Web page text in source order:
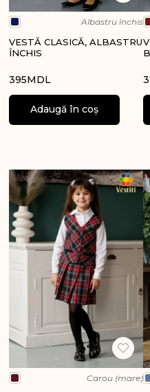
Albastru închis
VESTĂ CLASICĂ, ALBASTRU
ÎNCHIS
395MDL
Adaugă în coș
Carou (mare)